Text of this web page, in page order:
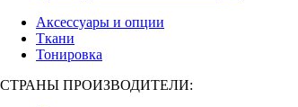
Аксессуары и опции
Ткани
Тонировка
СТРАНЫ ПРОИЗВОДИТЕЛИ: